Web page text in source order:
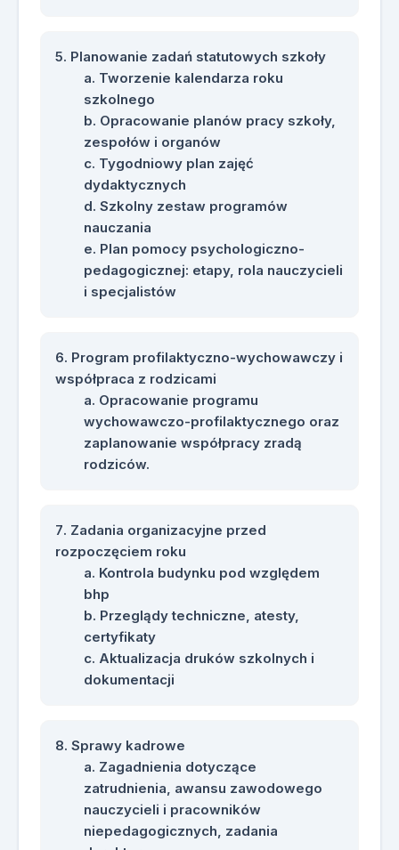
Planowanie zadań statutowych szkoły
Tworzenie kalendarza roku
szkolnego
Opracowanie planów pracy szkoły,
zespołów i organów
Tygodniowy plan zajęć
dydaktycznych
Szkolny zestaw programów
nauczania
Plan pomocy psychologiczno-
pedagogicznej: etapy, rola nauczycieli
i specjalistów
Program profilaktyczno-wychowawczy i
współpraca z rodzicami
Opracowanie programu
wychowawczo-profilaktycznego oraz
zaplanowanie współpracy zradą
rodziców.
Zadania organizacyjne przed
rozpoczęciem roku
Kontrola budynku pod względem
bhp
Przeglądy techniczne, atesty,
certyfikaty
Aktualizacja druków szkolnych i
dokumentacji
Sprawy kadrowe
Zagadnienia dotyczące
zatrudnienia, awansu zawodowego
nauczycieli i pracowników
niepedagogicznych, zadania